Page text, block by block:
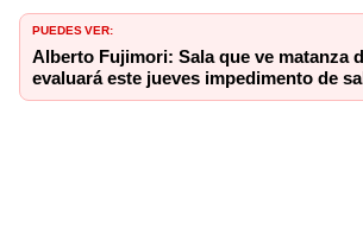
PUEDES VER:
Alberto Fujimori: Sala que ve matanza
evaluará este jueves impedimento de